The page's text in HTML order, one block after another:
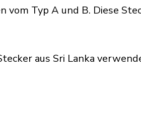
vom Typ A und B. Diese
aus Sri Lanka